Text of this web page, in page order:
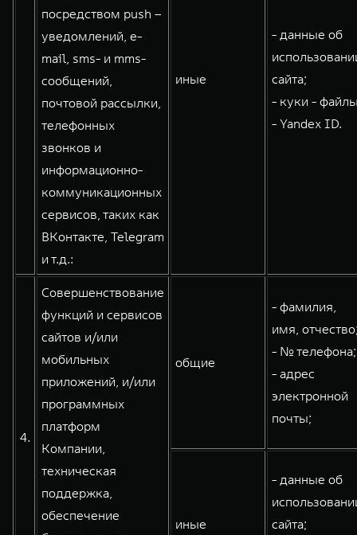
посредством push –
уведомлений, e-
mail, sms- и mms-
сообщений,
почтовой рассылки,
телефонных
звонков и
информационно-
коммуникационных
сервисов, таких как
ВКонтакте, Telegram
и т.д.:
иные
- данные об
сайта;
- куки -
- Yandex ID.
4.
Совершенствование
функций и сервисов
сайтов и/или
мобильных
приложений, и/или
программных
платформ
Компании,
техническая
поддержка,
обеспечение
общие
- фамилия,
имя,
- № телефона;
- адрес
электронной
почты;
иные
- данные об
сайта;